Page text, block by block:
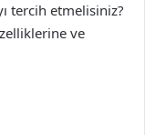
tercih etmelisiniz?
ve